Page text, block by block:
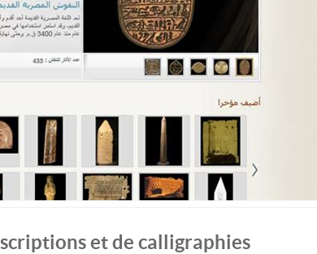
et de calligraphies